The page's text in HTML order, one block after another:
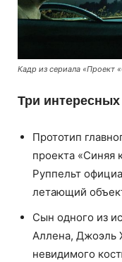
Кадр из сериала «Проект
Три
Прототип
проекта «Синяя
Руппельт
летающий
Сын одного из
Аллена, Джоэль
невидимого